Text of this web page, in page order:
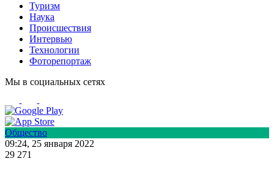
Туризм
Наука
Происшествия
Интервью
Технологии
Фоторепортаж
Мы в социальных сетях
Общество
09:24, 25 января 2022
29 271